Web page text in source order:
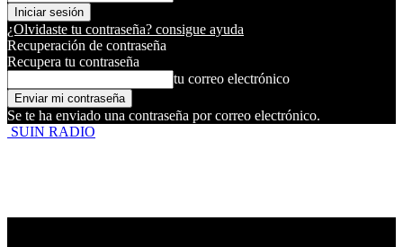
¿Olvidaste tu contraseña? consigue ayuda
Recuperación de contraseña
Recupera tu contraseña
tu correo electrónico
Se te ha enviado una contraseña por correo electrónico.
SUIN RADIO